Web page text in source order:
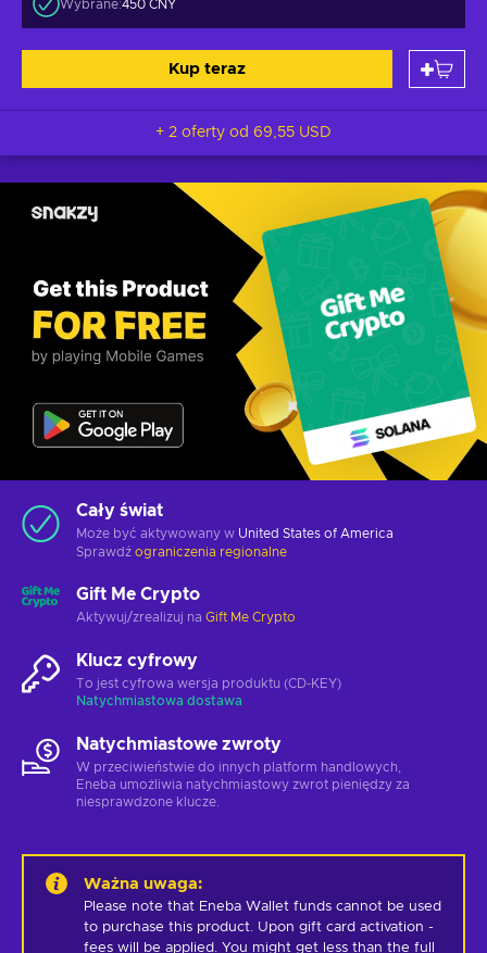
Wybrane:450 CNY
Kup teraz
+ 2 oferty od 69,55 USD
Cały świat
Może być aktywowany w United States of America
Sprawdź ograniczenia regionalne
Gift Me Crypto
Aktywuj/zrealizuj na Gift Me Crypto
Klucz cyfrowy
To jest cyfrowa wersja produktu (CD-KEY)
Natychmiastowa dostawa
Natychmiastowe zwroty
W przeciwieństwie do innych platform handlowych,
Eneba umożliwia natychmiastowy zwrot pieniędzy za
niesprawdzone klucze.
Ważna uwaga:
Please note that Eneba Wallet funds cannot be used
to purchase this product. Upon gift card activation -
fees will be applied. You might get less than the full